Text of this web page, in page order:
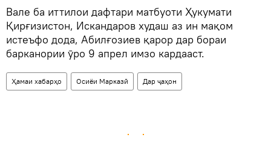
Вале ба иттилои дафтари матбуоти Ҳукумати
Қирғизистон, Искандаров худаш аз ин мақом
истеъфо дода, Абилғозиев қарор дар бораи
барканории ӯро 9 апрел имзо кардааст.
Ҳамаи хабарҳо Осиёи Марказӣ Дар ҷаҳон